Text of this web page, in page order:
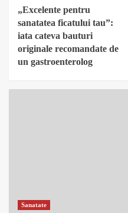
„Excelente pentru
sanatatea ficatului tau”:
iata cateva bauturi
originale recomandate de
un gastroenterolog
Sanatate